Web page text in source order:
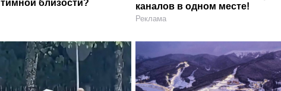
близости?
каналов в одном месте!
Реклама